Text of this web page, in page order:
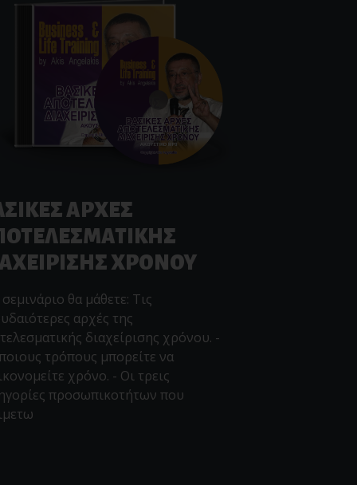
ΑΡΧΕΣ
ΧΡΟΝΟΥ
θα μάθετε: Τις
αρχές της
διαχείρισης χρόνου. -
τρόπους μπορείτε να
χρόνο. - Οι τρεις
προσωπικοτήτων που